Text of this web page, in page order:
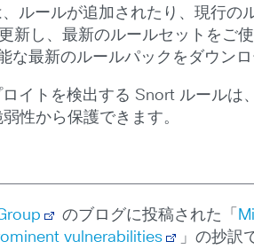
ルールが追加されたり、現行の
新し、最新のルールセットをご
最新のルールパックをダウン
イトを検出する Snort ルール
性から保護できます。
のブログに投稿された「
vulnerabilities
」の抄訳